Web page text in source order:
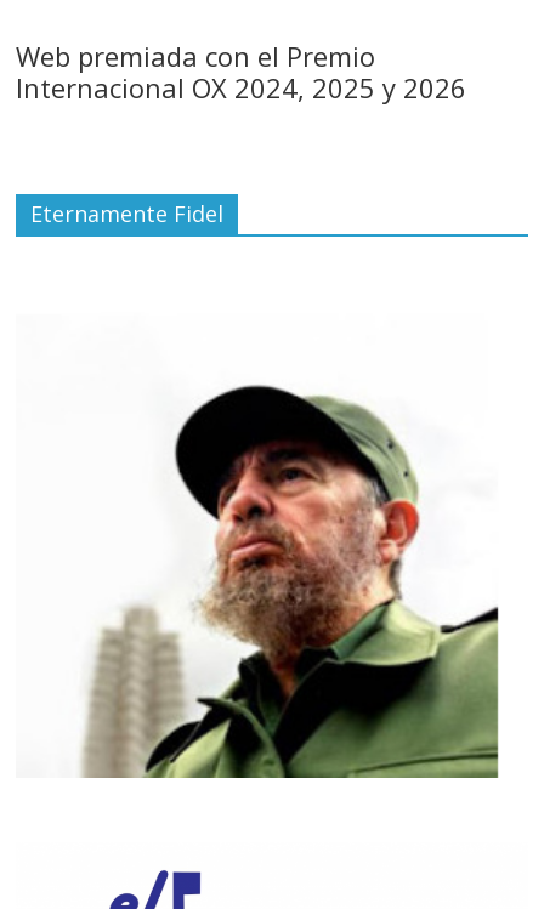
Web premiada con el Premio
Internacional OX 2024, 2025 y 2026
Eternamente Fidel